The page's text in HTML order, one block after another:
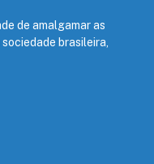
de amalgamar as
brasileira,